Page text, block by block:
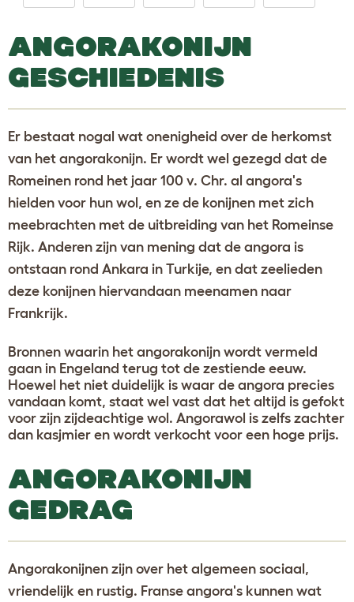
ANGORAKONIJN
GESCHIEDENIS
Er bestaat nogal wat onenigheid over de herkomst
van het angorakonijn. Er wordt wel gezegd dat de
Romeinen rond het jaar 100 v. Chr. al angora's
hielden voor hun wol, en ze de konijnen met zich
meebrachten met de uitbreiding van het Romeinse
Rijk. Anderen zijn van mening dat de angora is
ontstaan rond Ankara in Turkije, en dat zeelieden
deze konijnen hiervandaan meenamen naar
Frankrijk.
Bronnen waarin het angorakonijn wordt vermeld
gaan in Engeland terug tot de zestiende eeuw.
Hoewel het niet duidelijk is waar de angora precies
vandaan komt, staat wel vast dat het altijd is gefokt
voor zijn zijdeachtige wol. Angorawol is zelfs zachter
dan kasjmier en wordt verkocht voor een hoge prijs.
ANGORAKONIJN
GEDRAG
Angorakonijnen zijn over het algemeen sociaal,
vriendelijk en rustig. Franse angora's kunnen wat